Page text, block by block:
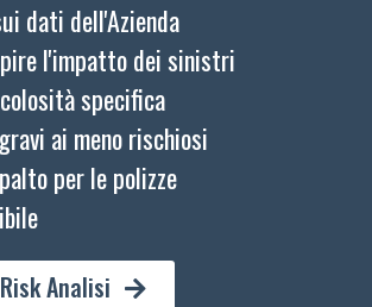
dati dell'Azienda
l'impatto dei sinistri
specifica
ai meno rischiosi
per le polizze
Analisi